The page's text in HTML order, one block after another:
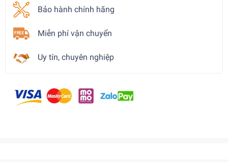
Bảo hành chính hãng
Miễn phí vận chuyển
Uy tín, chuyên nghiệp